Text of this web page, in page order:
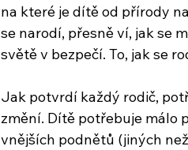
na které je dítě od přírody
se narodí, přesně ví, jak se
světě v bezpečí. To, jak se
Jak potvrdí každý rodič,
změní. Dítě potřebuje málo
vnějších podnětů (jiných